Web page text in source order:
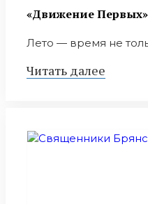
«Движение
Лето — время не
Читать далее